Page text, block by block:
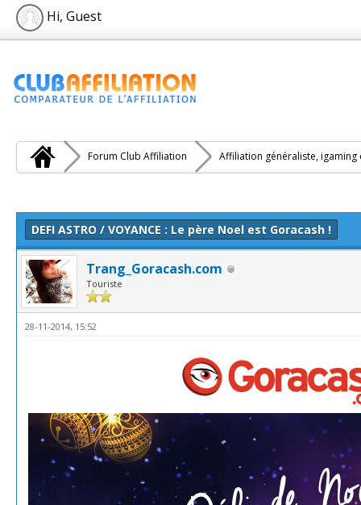
Hi, Guest
Forum Club Affiliation Affiliation généraliste, igaming
DEFI ASTRO / VOYANCE : Le père Noel est Goracash !
Trang_Goracash.com
Touriste
28-11-2014, 15:52